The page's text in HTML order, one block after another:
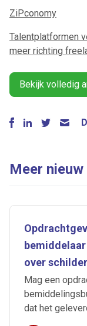
ZiPconomy
Talentplatformen
meer richting
Bekijk volledig
Meer
over
Mag een
dat het